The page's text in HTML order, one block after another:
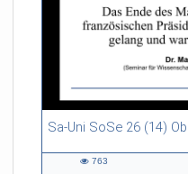
Sa-Uni SoSe 26 (14)
46:53 duration
763